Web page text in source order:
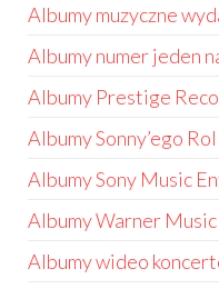
Albumy muzyczne
Albumy numer jeden
Albumy Prestige
Albumy Sonny’ego
Albumy Sony Music
Albumy Warner
Albumy wideo